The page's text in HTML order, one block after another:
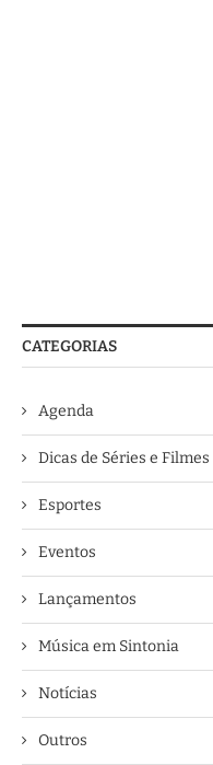
CATEGORIAS
Agenda
Dicas de Séries e Filmes
Esportes
Eventos
Lançamentos
Música em Sintonia
Notícias
Outros